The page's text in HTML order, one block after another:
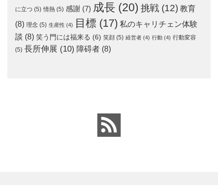
に立つ (5) 情熱 (5) 感謝 (7) 成長 (20) 挑戦 (12) 教育
(8) 理念 (5) 生産性 (4) 目標 (17) 私のキャリチェン体験
談 (8) 笑う門には福来る (6) 笑顔 (5) 経営者 (4) 行動 (4) 行動変容
(5) 長所伸展 (10) 障碍者 (8)